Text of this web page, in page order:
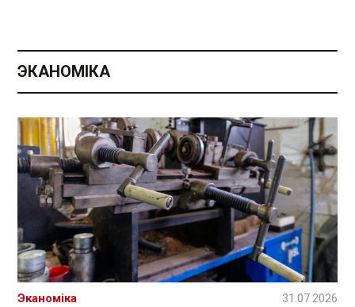
ЭКАНОМІКА
Эканоміка 31.07.2026